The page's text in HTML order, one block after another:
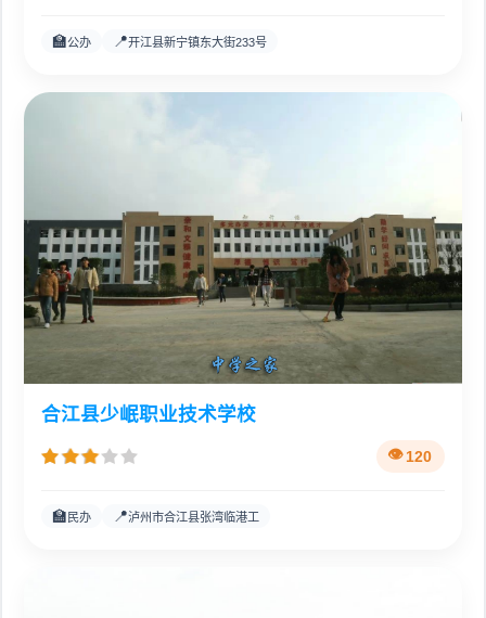
🏫公办 📍开江县新宁镇东大街233号
合江县少岷职业技术学校
120
🏫 民办 📍泸州市合江县张湾临港工